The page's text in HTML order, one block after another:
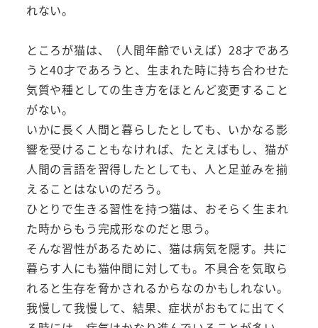
れない。
ところが猫は、（人間年齢でいえば）28才であろ
うと40才であろうと、生まれた時に持ち合わせた
気質や種としての生き方をほとんど変更すること
がない。
いかに長く人間と暮らしたとしても、いかなる影
響を受けることもなければ、たとえばもし、猫が
人間の言語を習得したとしても、人と足並みを揃
えることはないのだろう。
ひとりで生きる習性を持つ猫は、おそらく生まれ
た時からもう完成形なのだと思う。
そんな習性があるために、猫は病気を隠す。共に
暮らす人にも猫仲間に対しても。不具合を気取ら
れると生存を脅かされるからなのかもしれない。
我慢して我慢して、結果、症状がおもてに出てく